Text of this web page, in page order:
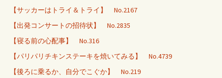
【サッカーはトライ＆トライ】 No.2167
【出発コンサートの招待状】 No.2835
【寝る前の心配事】 No.316
【パリパリチキンステーキを焼いてみる】 No.4739
【後ろに乗るか、自分でこぐか】 No.219